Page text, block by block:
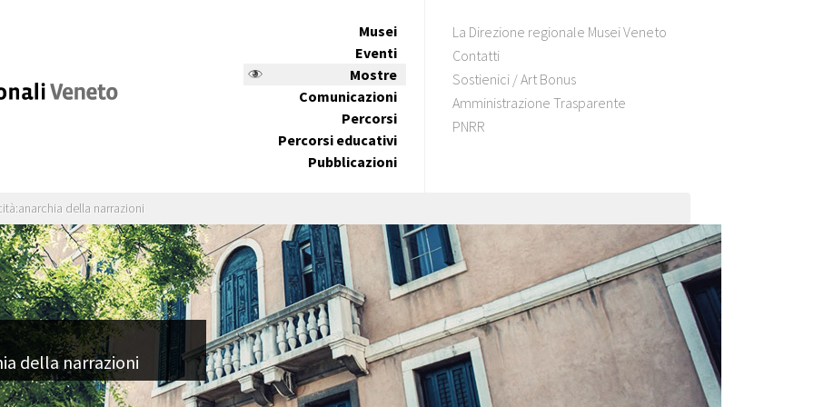
Musei
Eventi
Mostre
Comunicazioni
Percorsi
Percorsi educativi
Pubblicazioni
La Direzione regionale Musei Veneto
Contatti
Sostienici / Art Bonus
Amministrazione Trasparente
PNRR
della narrazioni
della narrazioni